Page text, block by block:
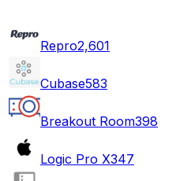
Repro2,601
Cubase583
Breakout Room398
Logic Pro X347